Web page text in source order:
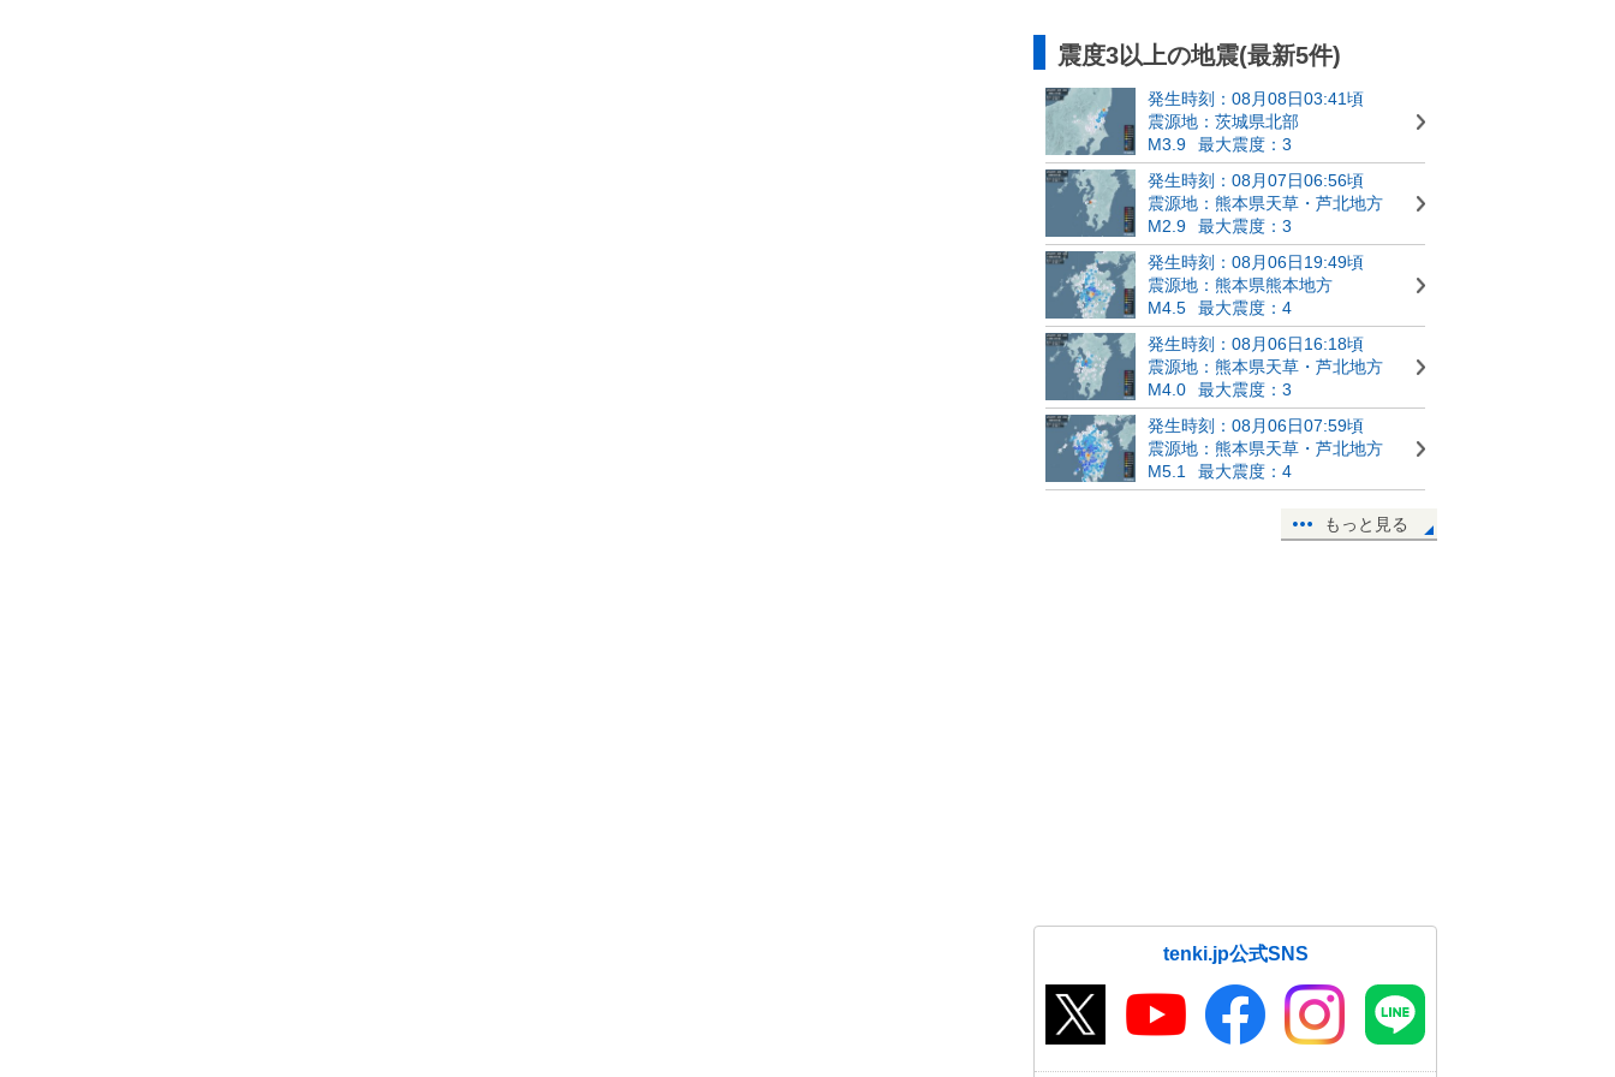
震度3以上の地震(最新5件)
発生時刻：08月08日03:41頃
震源地：茨城県北部
M3.9
最大震度：3
発生時刻：08月07日06:56頃
震源地：熊本県天草・芦北地方
M2.9
最大震度：3
発生時刻：08月06日19:49頃
震源地：熊本県熊本地方
M4.5
最大震度：4
発生時刻：08月06日16:18頃
震源地：熊本県天草・芦北地方
M4.0
最大震度：3
発生時刻：08月06日07:59頃
震源地：熊本県天草・芦北地方
M5.1
最大震度：4
もっと見る
tenki.jp公式SNS